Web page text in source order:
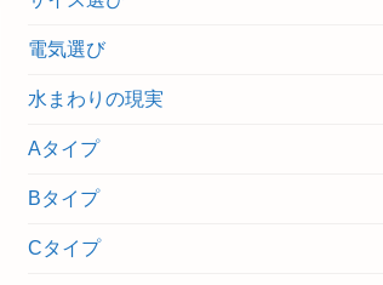
電気選び
水まわりの現実
Aタイプ
Bタイプ
Cタイプ